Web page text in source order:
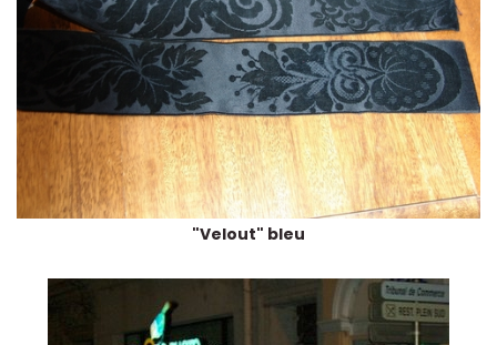
"Velout" bleu